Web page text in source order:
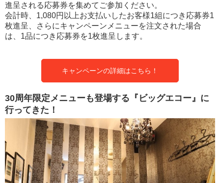
進呈される応募券を集めてご参加ください。
会計時、1,080円以上お支払いしたお客様1組につき応募券1
枚進呈、さらにキャンペーンメニューを注文された場合
は、1品につき応募券を1枚進呈します。
キャンペーンの詳細はこちら！
30周年限定メニューも登場する『ビッグエコー』に
行ってきた！